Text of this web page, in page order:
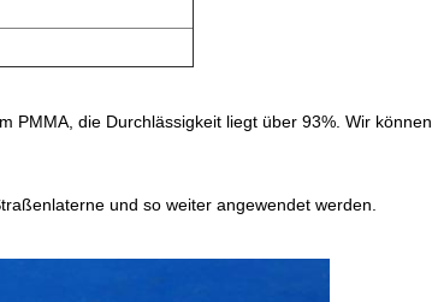
PMMA, die Durchlässigkeit liegt über 93%. Wir
und so weiter angewendet werden.